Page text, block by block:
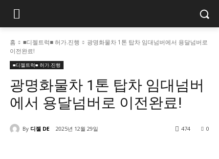
홈 ■디젤트럭■ 허가.진행
광명화물차 1톤 탑차 임대넘버에서 용달넘버로
이전완료!
■디젤트럭■ 허가.진행
광명화물차 1톤 탑차 임대넘버
에서 용달넘버로 이전완료!
By 디젤 DE 2025년 12월 29일 0
474